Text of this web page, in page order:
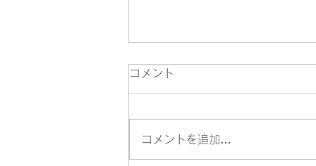
コメント
コメントを追加…